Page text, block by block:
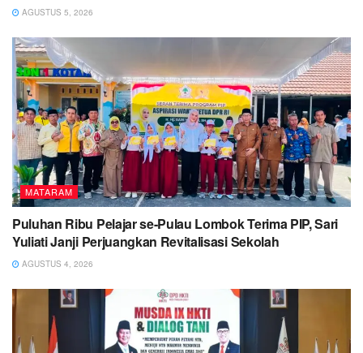
AGUSTUS 5, 2026
MATARAM
Puluhan Ribu Pelajar se-Pulau Lombok Terima PIP, Sari
Yuliati Janji Perjuangkan Revitalisasi Sekolah
AGUSTUS 4, 2026